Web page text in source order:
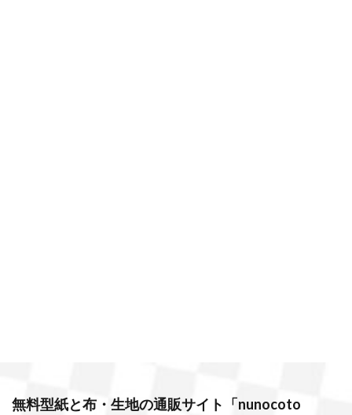
無料型紙と布・生地の通販サイト「nunocoto